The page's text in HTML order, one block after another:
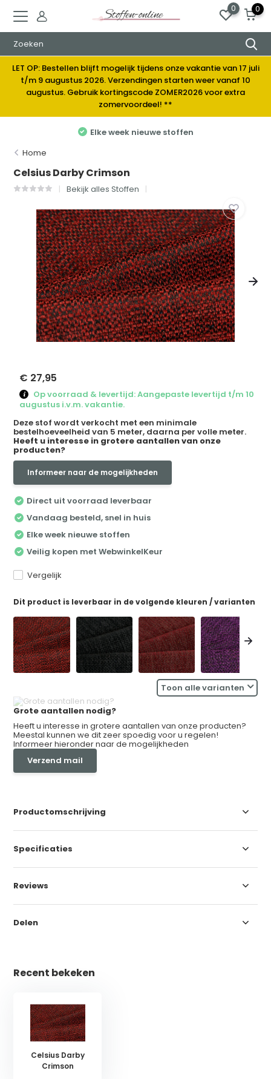
0 0
LET OP: Bestellen blijft mogelijk tijdens onze vakantie van 17 juli
t/m 9 augustus 2026. Verzendingen starten weer vanaf 10
augustus. Gebruik kortingscode ZOMER2026 voor extra
zomervoordeel! **
Elke week nieuwe stoffen
Home
Celsius Darby Crimson
Bekijk alles Stoffen
€ 27,95
Op voorraad & levertijd: Aangepaste levertijd t/m 10
augustus i.v.m. vakantie.
Deze stof wordt verkocht met een minimale
bestelhoeveelheid van 5 meter, daarna per volle meter.
Heeft u interesse in grotere aantallen van onze
producten?
Informeer naar de mogelijkheden
Direct uit voorraad leverbaar
Vandaag besteld, snel in huis
Elke week nieuwe stoffen
Veilig kopen met WebwinkelKeur
Vergelijk
Dit product is leverbaar in de volgende kleuren / varianten
Toon alle varianten
Grote aantallen nodig?
Heeft u interesse in grotere aantallen van onze producten?
Meestal kunnen we dit zeer spoedig voor u regelen!
Informeer hieronder naar de mogelijkheden
Verzend mail
Productomschrijving
Specificaties
Reviews
Delen
Recent bekeken
Celsius Darby
Crimson